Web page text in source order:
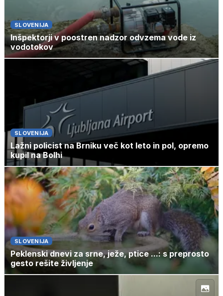
SLOVENIJA
Inšpektorji v poostren nadzor odvzema vode iz
vodotokov
SLOVENIJA
Lažni policist na Brniku več kot leto in pol, opremo
kupil na Bolhi
SLOVENIJA
Peklenski dnevi za srne, ježe, ptice ...: s preprosto
gesto rešite življenje